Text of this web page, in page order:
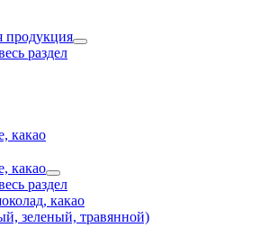
продукция
раздел
какао
какао
раздел
какао
зеленый, травянной)